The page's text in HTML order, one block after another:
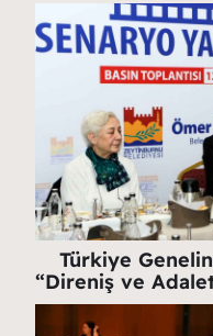
Türkiye
“Direniş ve